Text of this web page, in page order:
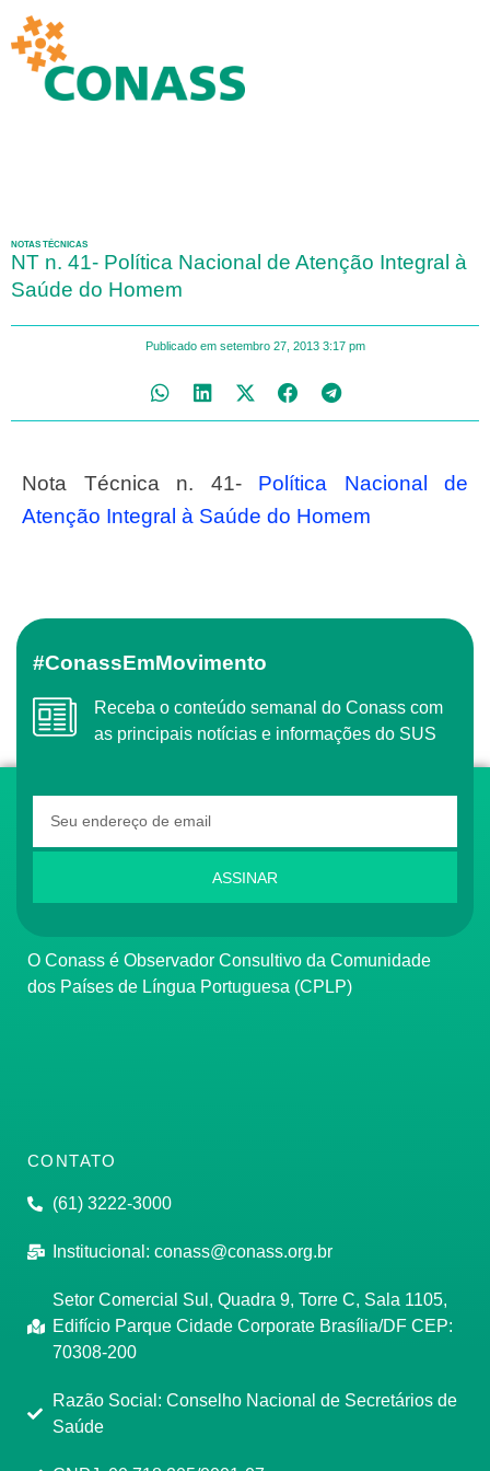
NOTAS TÉCNICAS
NT n. 41- Política Nacional de Atenção Integral à
Saúde do Homem
Publicado em setembro 27, 2013 3:17 pm
Nota Técnica n. 41- Política Nacional de
Atenção Integral à Saúde do Homem
#ConassEmMovimento
Receba o conteúdo semanal do Conass com
as principais notícias e informações do SUS
ASSINAR
O Conass é Observador Consultivo da Comunidade
dos Países de Língua Portuguesa (CPLP)
CONTATO
(61) 3222-3000
Institucional: conass@conass.org.br
Setor Comercial Sul, Quadra 9, Torre C, Sala 1105,
Edifício Parque Cidade Corporate Brasília/DF CEP:
70308-200
Razão Social: Conselho Nacional de Secretários de
Saúde